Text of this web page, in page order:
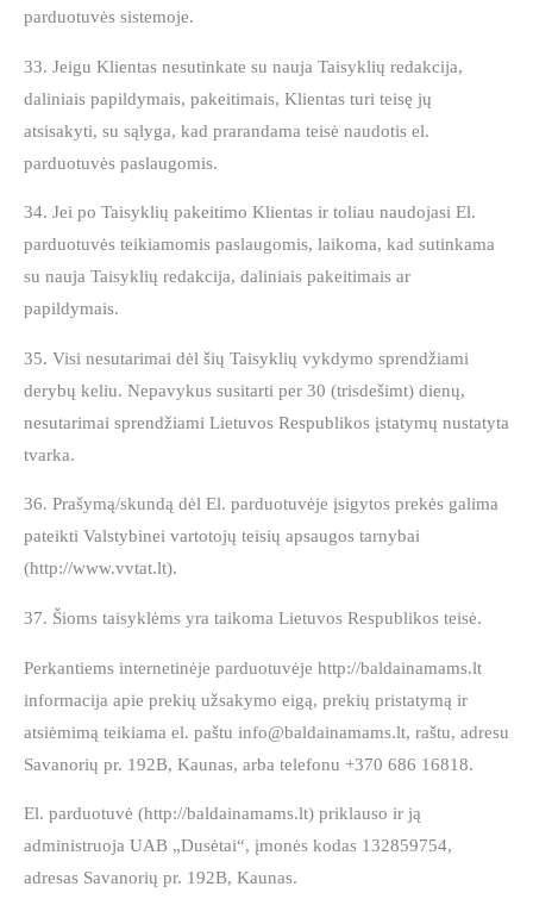
parduotuvės sistemoje.
33. Jeigu Klientas nesutinkate su nauja Taisyklių redakcija,
daliniais papildymais, pakeitimais, Klientas turi teisę jų
atsisakyti, su sąlyga, kad prarandama teisė naudotis el.
parduotuvės paslaugomis.
34. Jei po Taisyklių pakeitimo Klientas ir toliau naudojasi El.
parduotuvės teikiamomis paslaugomis, laikoma, kad sutinkama
su nauja Taisyklių redakcija, daliniais pakeitimais ar
papildymais.
35. Visi nesutarimai dėl šių Taisyklių vykdymo sprendžiami
derybų keliu. Nepavykus susitarti per 30 (trisdešimt) dienų,
nesutarimai sprendžiami Lietuvos Respublikos įstatymų nustatyta
tvarka.
36. Prašymą/skundą dėl El. parduotuvėje įsigytos prekės galima
pateikti Valstybinei vartotojų teisių apsaugos tarnybai
(http://www.vvtat.lt).
37. Šioms taisyklėms yra taikoma Lietuvos Respublikos teisė.
Perkantiems internetinėje parduotuvėje http://baldainamams.lt
informacija apie prekių užsakymo eigą, prekių pristatymą ir
atsiėmimą teikiama el. paštu info@baldainamams.lt, raštu, adresu
Savanorių pr. 192B, Kaunas, arba telefonu +370 686 16818.
El. parduotuvė (http://baldainamams.lt) priklauso ir ją
administruoja UAB „Dusėtai“, įmonės kodas 132859754,
adresas Savanorių pr. 192B, Kaunas.